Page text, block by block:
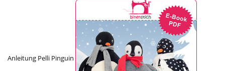
Anleitung Pelli Pinguin